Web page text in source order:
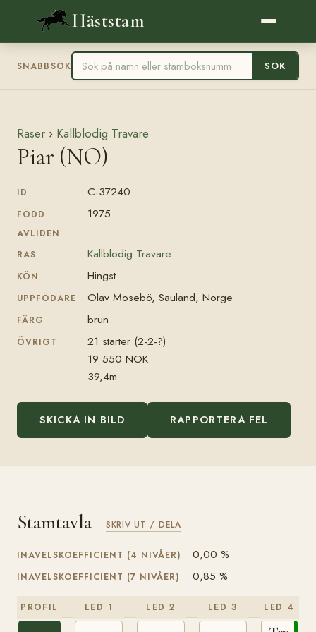
Häststam
SNABBSÖK SÖK
Raser › Kallblodig Travare
Piar (NO)
ID C-37240
FÖDD 1975
AVLIDEN
RAS
Kallblodig Travare
KÖN Hingst
UPPFÖDARE Olav Mosebö, Sauland, Norge
FÄRG brun
ÖVRIGT
21 starter (2-2-?)
19 550 NOK
39,4m
SKICKA IN BILD RAPPORTERA FEL
Stamtavla SKRIV UT / DELA
INAVELSKOEFFICIENT (4 NIVÅER) 0,00 %
INAVELSKOEFFICIENT (7 NIVÅER) 0,85 %
PROFIL LED 1 LED 2 LED 3 LED 4